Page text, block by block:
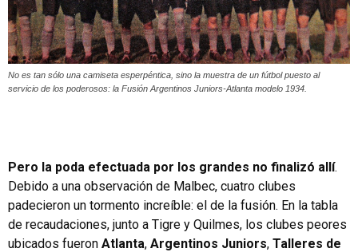
No es tan sólo una camiseta esperpéntica, sino la muestra de un fútbol puesto al
servicio de los poderosos: la Fusión Argentinos Juniors-Atlanta modelo 1934.
Pero la poda efectuada por los grandes no finalizó allí.
Debido a una observación de Malbec, cuatro clubes
padecieron un tormento increíble: el de la fusión. En la tabla
de recaudaciones, junto a Tigre y Quilmes, los clubes peores
ubicados fueron Atlanta, Argentinos Juniors, Talleres de